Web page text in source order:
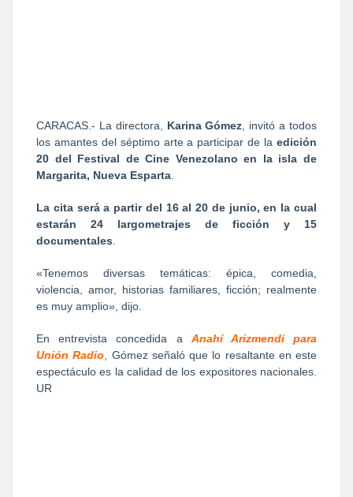
CARACAS.- La directora, Karina Gómez , invitó a todos
los amantes del séptimo arte a participar de la edición
20 del Festival de Cine Venezolano en la isla de
Margarita, Nueva Esparta
La cita será a partir del 16 al 20 de junio, en la cual
estarán 24 largometrajes de ficción y 15
documentales
«Tenemos diversas temáticas: épica, comedia,
violencia, amor, historias familiares, ficción; realmente
es muy amplio», dijo.
En entrevista concedida a Anahí Arizmendi para
Unión Radio , Gómez señaló que lo resaltante en este
espectáculo es la calidad de los expositores nacionales.
UR